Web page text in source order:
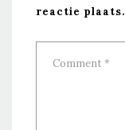
reactie plaats.